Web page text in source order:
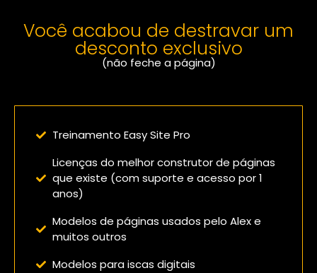
Você acabou de destravar um
desconto exclusivo
(não feche a página)
Confira o que você vai receber:
Treinamento Easy Site Pro
Licenças do melhor construtor de páginas
que existe (com suporte e acesso por 1
anos)
Modelos de páginas usados pelo Alex e
muitos outros
Modelos para iscas digitais